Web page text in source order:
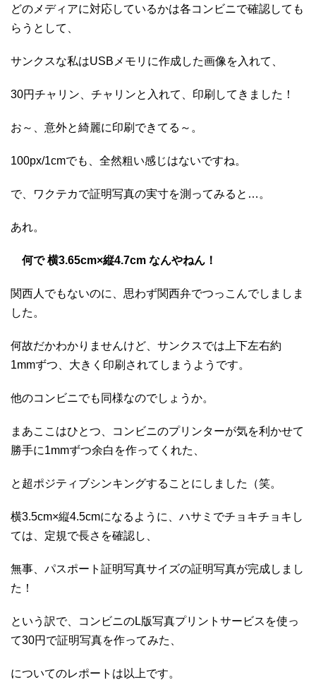
どのメディアに対応しているかは各コンビニで確認しても
らうとして、
サンクスな私はUSBメモリに作成した画像を入れて、
30円チャリン、チャリンと入れて、印刷してきました！
お～、意外と綺麗に印刷できてる～。
100px/1cmでも、全然粗い感じはないですね。
で、ワクテカで証明写真の実寸を測ってみると…。
あれ。
何で 横3.65cm×縦4.7cm なんやねん！
関西人でもないのに、思わず関西弁でつっこんでしましま
した。
何故だかわかりませんけど、サンクスでは上下左右約
1mmずつ、大きく印刷されてしまうようです。
他のコンビニでも同様なのでしょうか。
まあここはひとつ、コンビニのプリンターが気を利かせて
勝手に1mmずつ余白を作ってくれた、
と超ポジティブシンキングすることにしました（笑。
横3.5cm×縦4.5cmになるように、ハサミでチョキチョキし
ては、定規で長さを確認し、
無事、パスポート証明写真サイズの証明写真が完成しまし
た！
という訳で、コンビニのL版写真プリントサービスを使っ
て30円で証明写真を作ってみた、
についてのレポートは以上です。